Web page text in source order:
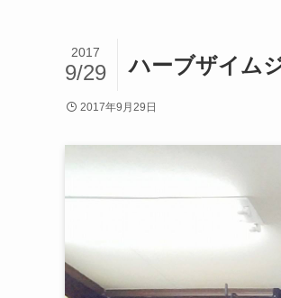
ハーブザイム
2017
9/29
2017年9月29日